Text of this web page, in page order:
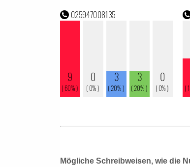
Mögliche Schreibweisen, wie die